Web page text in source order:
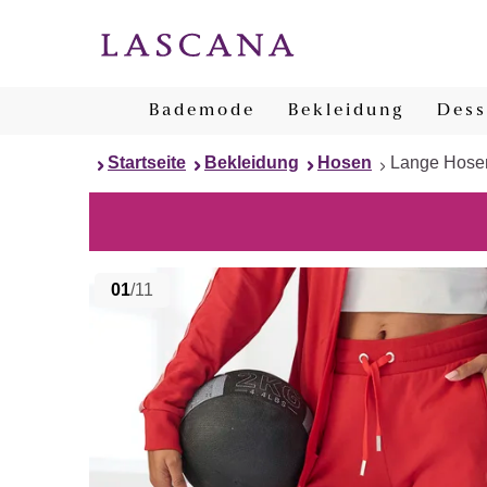
Bademode Bekleidung
Startseite Bekleidung Hosen Lange
01/11